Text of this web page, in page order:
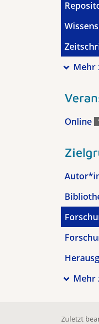
Mehr
Online
Mehr
Zuletzt